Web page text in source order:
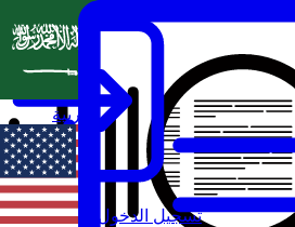
تسجيل الدخول
العربية